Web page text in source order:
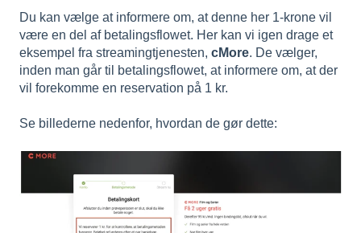
Du kan vælge at informere om, at denne her 1-krone vil
være en del af betalingsflowet. Her kan vi igen drage et
eksempel fra streamingtjenesten, cMore. De vælger,
inden man går til betalingsflowet, at informere om, at der
vil forekomme en reservation på 1 kr.
Se billederne nedenfor, hvordan de gør dette: